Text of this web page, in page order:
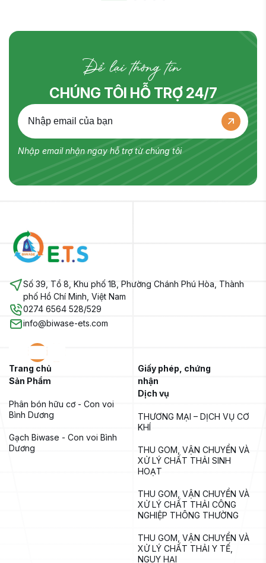
Để lại thông tin
CHÚNG TÔI HỖ TRỢ 24/7
Nhập email nhận ngay hỗ trợ từ chúng tôi
Số 39, Tổ 8, Khu phố 1B, Phường Chánh Phú Hòa, Thành
phố Hồ Chí Minh, Việt Nam
0274 6564 528/529
info@biwase-ets.com
Trang chủ
Sản Phẩm
Phân bón hữu cơ - Con voi
Bình Dương
Gạch Biwase - Con voi Bình
Dương
Giấy phép, chứng
nhận
Dịch vụ
THƯƠNG MẠI – DỊCH VỤ CƠ
KHÍ
THU GOM, VẬN CHUYỂN VÀ
XỬ LÝ CHẤT THẢI SINH
HOẠT
THU GOM, VẬN CHUYỂN VÀ
XỬ LÝ CHẤT THẢI CÔNG
NGHIỆP THÔNG THƯỜNG
THU GOM, VẬN CHUYỂN VÀ
XỬ LÝ CHẤT THẢI Y TẾ,
NGUY HẠI